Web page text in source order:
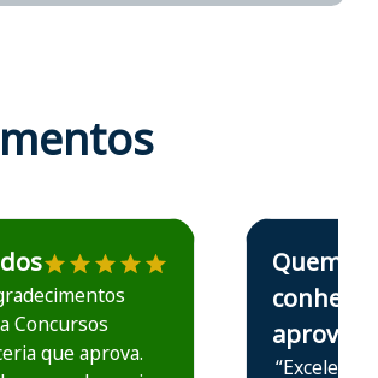
recomenda o Aprova Concursos em
Concursos
que aprova.
Estudante Elais
Quem
conhece,
aprova
“Excelente